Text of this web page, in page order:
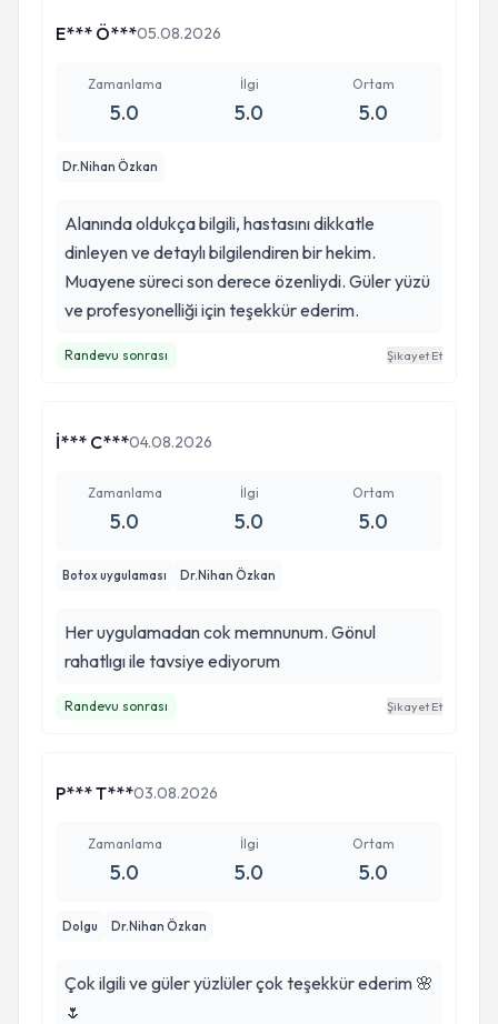
E*** Ö***05.08.2026
Zamanlama
5.0
İlgi
5.0
Ortam
5.0
Dr.Nihan Özkan
Alanında oldukça bilgili, hastasını dikkatle
dinleyen ve detaylı bilgilendiren bir hekim.
Muayene süreci son derece özenliydi. Güler yüzü
ve profesyonelliği için teşekkür ederim.
Randevu sonrası Şikayet Et
İ*** C***04.08.2026
Zamanlama
5.0
İlgi
5.0
Ortam
5.0
Botox uygulaması Dr.Nihan Özkan
Her uygulamadan cok memnunum. Gönul
rahatlıgı ile tavsiye ediyorum
Randevu sonrası Şikayet Et
P*** T***03.08.2026
Zamanlama
5.0
İlgi
5.0
Ortam
5.0
Dolgu Dr.Nihan Özkan
Çok ilgili ve güler yüzlüler çok teşekkür ederim 🌸
🌷